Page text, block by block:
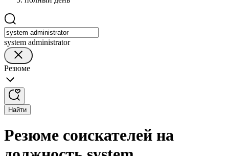
system administrator
Резюме
Найти
Резюме соискателей на